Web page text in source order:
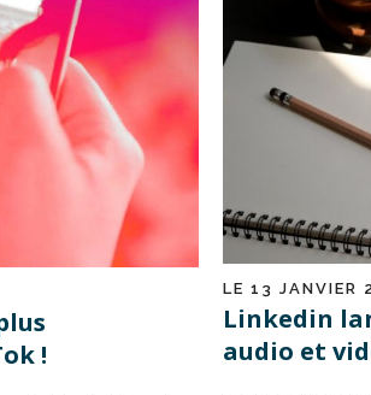
!
LE 13 JANVIER
Linkedin
audio et